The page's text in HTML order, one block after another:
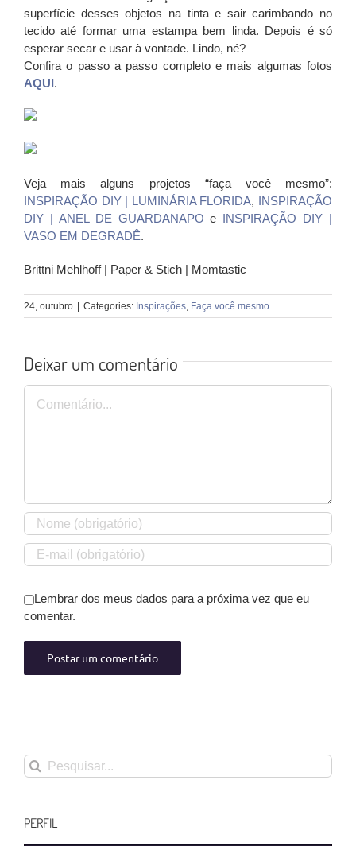
superfície desses objetos na tinta e sair carimbando no
tecido até formar uma estampa bem linda. Depois é só
esperar secar e usar à vontade. Lindo, né?
Confira o passo a passo completo e mais algumas fotos
AQUI.
Veja mais alguns projetos “faça você mesmo”:
INSPIRAÇÃO DIY | LUMINÁRIA FLORIDA, INSPIRAÇÃO
DIY | ANEL DE GUARDANAPO e INSPIRAÇÃO DIY |
VASO EM DEGRADÊ.
Brittni Mehlhoff | Paper & Stich | Momtastic
24, outubro Categories: Inspirações, Faça você mesmo
Deixar um comentário
Comentário
Lembrar dos meus dados para a próxima vez que eu
comentar.
Buscar
resultados
PERFIL